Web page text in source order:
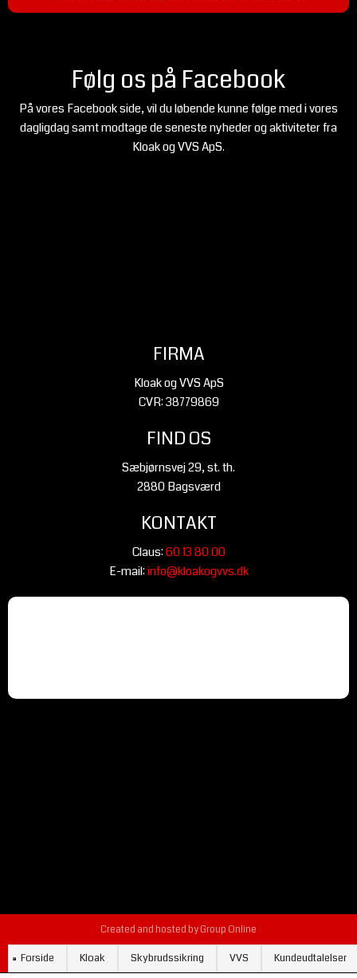
​Følg os på Facebook
På vores Facebook side, vil du løbende kunne følge med i vores
dagligdag samt modtage de seneste nyheder og aktiviteter fra
Kloak og VVS ApS.
FIRMA
Kloak og VVS ApS
CVR: 38779869
FIND OS
Sæbjørnsvej 29, st. th.
2880 Bagsværd
KONTAKT
Claus:60 13 80 00
E-mail:info@kloakogvvs.dk
Created and hosted by Group Online
Forside Kloak Skybrudssikring VVS Kundeudtalelser